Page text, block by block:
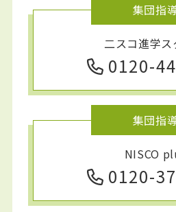
集団指
二スコ進学ス
0120-
集団指
NISCO
0120-